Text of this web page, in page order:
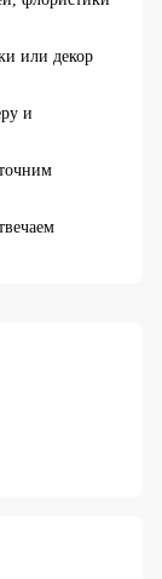
или декор
и